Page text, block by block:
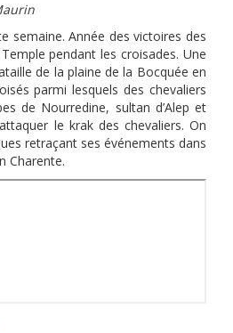
semaine. Année des victoires des
pendant les croisades. Une
de la plaine de la Bocquée en
parmi lesquels des chevaliers
de Nourredine, sultan d’Alep et
le krak des chevaliers. On
retraçant ses événements dans
Charente.